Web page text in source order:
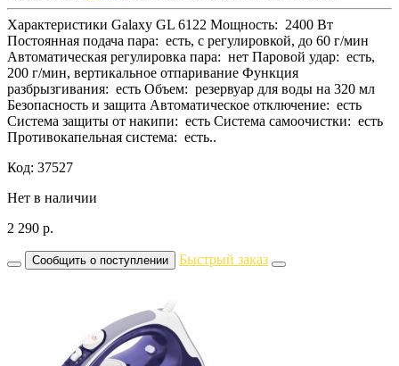
Характеристики Galaxy GL 6122 Мощность: 2400 Вт
Постоянная подача пара: есть, с регулировкой, до 60 г/мин
Автоматическая регулировка пара: нет Паровой удар: есть,
200 г/мин, вертикальное отпаривание Функция
разбрызгивания: есть Объем: резервуар для воды на 320 мл
Безопасность и защита Автоматическое отключение: есть
Система защиты от накипи: есть Система самоочистки: есть
Противокапельная система: есть..
Код: 37527
Нет в наличии
2 290 р.
Сообщить о поступлении Быстрый заказ